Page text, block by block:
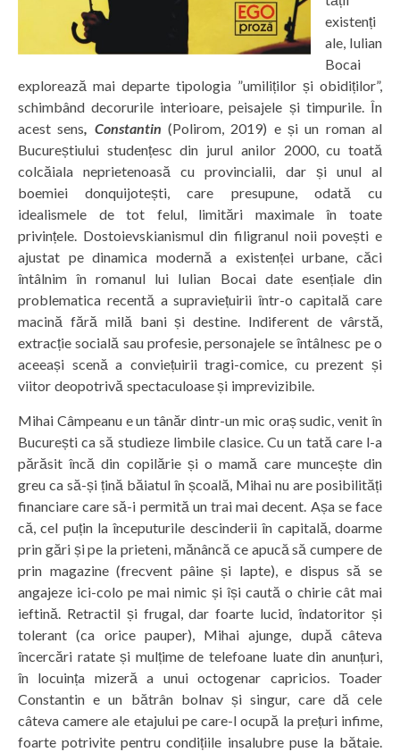
existenți
ale, Iulian
Bocai
explorează mai departe tipologia ”umiliților și obidiților”,
schimbând decorurile interioare, peisajele și timpurile. În
acest sens, Constantin (Polirom, 2019) e și un roman al
Bucureștiului studențesc din jurul anilor 2000, cu toată
colcăiala neprietenoasă cu provincialii, dar și unul al
boemiei donquijotești, care presupune, odată cu
idealismele de tot felul, limitări maximale în toate
privințele. Dostoievskianismul din filigranul noii povești e
ajustat pe dinamica modernă a existenței urbane, căci
întâlnim în romanul lui Iulian Bocai date esențiale din
problematica recentă a supraviețuirii într-o capitală care
macină fără milă bani și destine. Indiferent de vârstă,
extracție socială sau profesie, personajele se întâlnesc pe o
aceeași scenă a conviețuirii tragi-comice, cu prezent și
viitor deopotrivă spectaculoase și imprevizibile.
Mihai Câmpeanu e un tânăr dintr-un mic oraș sudic, venit în
București ca să studieze limbile clasice. Cu un tată care l-a
părăsit încă din copilărie și o mamă care muncește din
greu ca să-și țină băiatul în școală, Mihai nu are posibilități
financiare care să-i permită un trai mai decent. Așa se face
că, cel puțin la începuturile descinderii în capitală, doarme
prin gări și pe la prieteni, mănâncă ce apucă să cumpere de
prin magazine (frecvent pâine și lapte), e dispus să se
angajeze ici-colo pe mai nimic și își caută o chirie cât mai
ieftină. Retractil și frugal, dar foarte lucid, îndatoritor și
tolerant (ca orice pauper), Mihai ajunge, după câteva
încercări ratate și mulțime de telefoane luate din anunțuri,
în locuința mizeră a unui octogenar capricios. Toader
Constantin e un bătrân bolnav și singur, care dă cele
câteva camere ale etajului pe care-l ocupă la prețuri infime,
foarte potrivite pentru condițiile insalubre puse la bătaie.